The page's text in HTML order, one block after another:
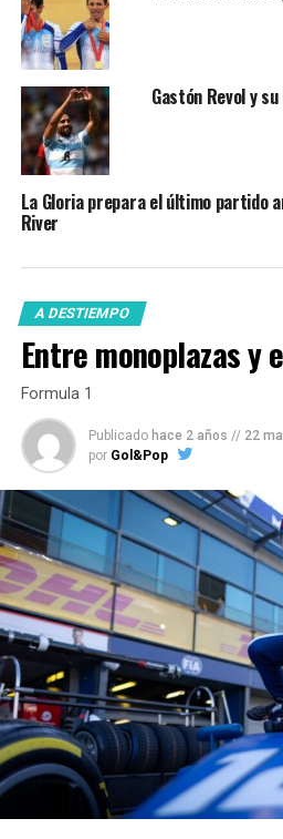
Gastón Revol y
La Gloria prepara el último partido
River
A DESTIEMPO
Entre monoplazas y
Formula 1
Publicado hace 2 años // 22
por Gol&Pop